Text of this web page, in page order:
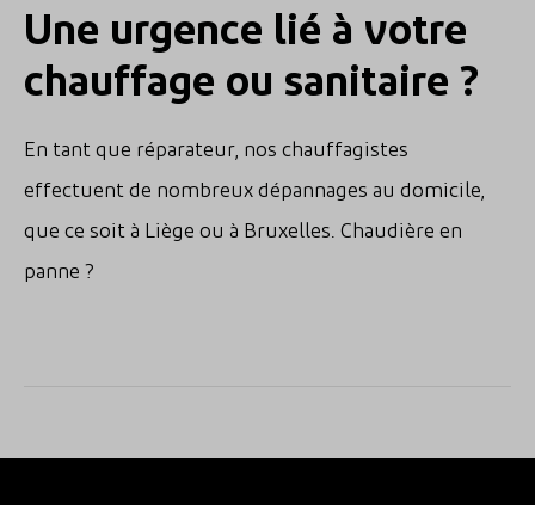
Une urgence lié à votre
chauffage ou sanitaire ?
En tant que réparateur, nos chauffagistes
effectuent de nombreux dépannages au domicile,
que ce soit à Liège ou à Bruxelles. Chaudière en
panne ?